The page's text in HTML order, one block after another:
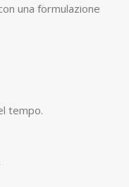
una formulazione
tempo.